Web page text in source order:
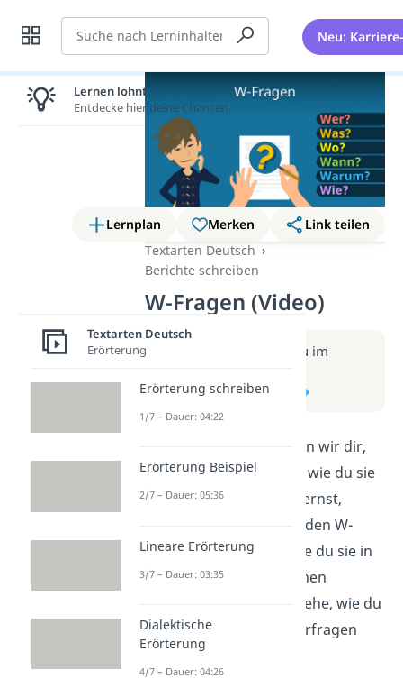
Suche Neu:
Lernplan Merken
Link teilen
Textarten Deutsch
Berichte schreiben
W-Fragen (Video)
Weitere Infos erhältst du im
zum Beitrag: W-Fragen
In diesem Video erklären wir dir,
was W-Fragen sind und wie du sie
richtig anwendest. Du lernst,
welche Fragewörter zu den W-
Fragen gehören und wie du sie in
verschiedenen Situationen
einsetzen kannst. Verstehe, wie du
Informationen gezielt erfragen
Lernen lohnt sich!
Entdecke hier deine Chancen.
Textarten Deutsch
Erörterung
Erörterung schreiben
1/7 – Dauer: 04:22
Erörterung Beispiel
2/7 – Dauer: 05:36
Lineare Erörterung
3/7 – Dauer: 03:35
Dialektische
Erörterung
4/7 – Dauer: 04:26